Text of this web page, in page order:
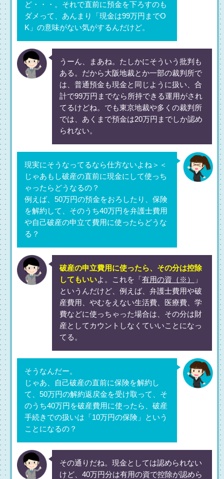
ど・・・。それで直前に預金を下ろすのも
ダメって、あんまり「現金は99万円までO
K」の意味がない気がするんだけど。
うーん、まあね。たしかにそういう批判も
ある。だから大阪地裁とか一部の裁判所で
は、普通預金も現金と同じように扱い、合
計で99万円までなら所持できる運用がされ
てるけどね。でも東京地裁や多くの裁判所
では、あくまで預金は20万円までしか認め
られない。
現実にそうなってるなら仕方ないよね＞＜
じゃあもし破産の直前に現金にして使っち
ゃったらどうなるの？
例えば、50万円の預金をおろしたり、保険
を解約して、そのうち40万円を弁護士費用
や自己破産の申立て費用に使ったらどうな
る？
破産の申立費用に使ったら、その分は控除
してもいいよ。これを「 有用の資（※）
」
というんだけど、例えば、弁護士費用や破
産費用、やむをえない生活費、医療費、学
費などに使っちゃった場合は、その分は財
産としてカウントしなくていいことになっ
てる。
そうなんだー。
じゃあ、自己破産の直前に保険を解約し
て、50万円の解約返戻金を受け取って、そ
のうち40万円を破産費用に使ったら、破産
手続きでの扱いは「10万円の保険」という
ことになるの？
その通りだね。現金としては認められない
けど、40万円分は有用の資で控除が認めら